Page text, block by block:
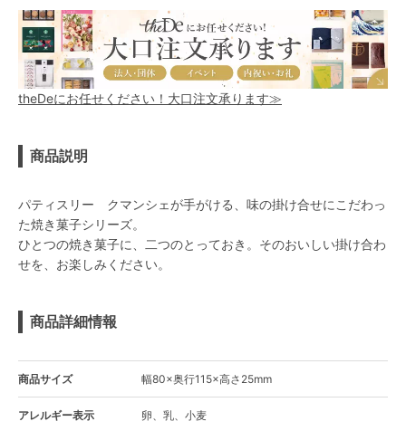
theDeにお任せください！大口注文承ります≫
商品説明
パティスリー クマンシェが手がける、味の掛け合せにこだわっ
た焼き菓子シリーズ。
ひとつの焼き菓子に、二つのとっておき。そのおいしい掛け合わ
せを、お楽しみください。
商品詳細情報
商品サイズ 幅80×奥行115×高さ25mm
アレルギー表示 卵、乳、小麦